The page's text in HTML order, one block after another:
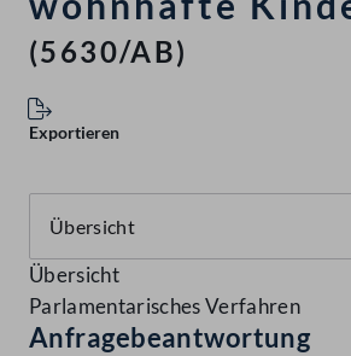
(5630/AB)
Exportieren
Übersicht
Parlamentarisches Verfahren
Anfragebeantwortung